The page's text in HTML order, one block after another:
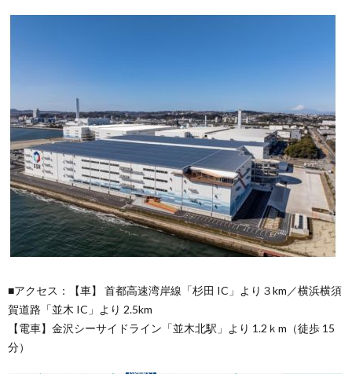
■アクセス：【車】 首都高速湾岸線「杉田 IC」より３km／横浜横須
賀道路「並木 IC」より 2.5km
【電車】金沢シーサイドライン「並木北駅」より 1.2ｋm（徒歩 15
分）